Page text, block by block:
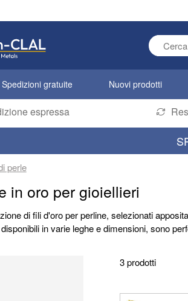
Enter
Spedizioni gratuite Nuovi prodotti
espressa
perle
in oro per gioiellieri
di fili d'oro per perline, selezionati
in varie leghe e dimensioni, sono
duratura e una resistenza all'usura,
3 prodotti